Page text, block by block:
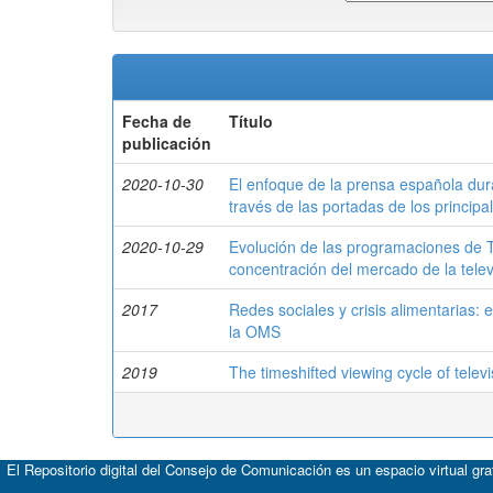
Fecha de
publicación
Título
2020-10-30
El enfoque de la prensa española
través de las portadas de los
2020-10-29
Evolución de las programaciones de
concentración del mercado de la
2017
Redes sociales y crisis alimentarias:
la OMS
2019
The timeshifted viewing cycle of
El Repositorio digital del Consejo de Comunicación es un espacio virtual